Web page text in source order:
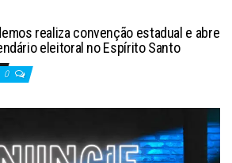
realiza convenção estadual e abre
eleitoral no Espírito Santo
0